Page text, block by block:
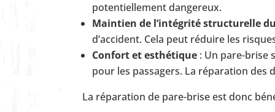
potentiellement dangereux.
Maintien de l’intégrité structurelle
d’accident. Cela peut réduire les
Confort et esthétique : Un pare-brise
pour les passagers. La réparation des
La réparation de pare-brise est donc